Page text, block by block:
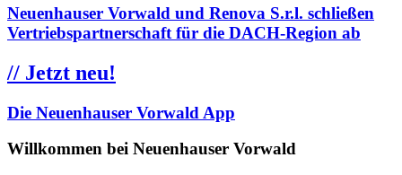
Neuenhauser Vorwald und Renova S.r.l. schließen
Vertriebspartnerschaft für die DACH-Region ab
// Jetzt neu!
Die Neuenhauser Vorwald App
Willkommen bei Neuenhauser Vorwald